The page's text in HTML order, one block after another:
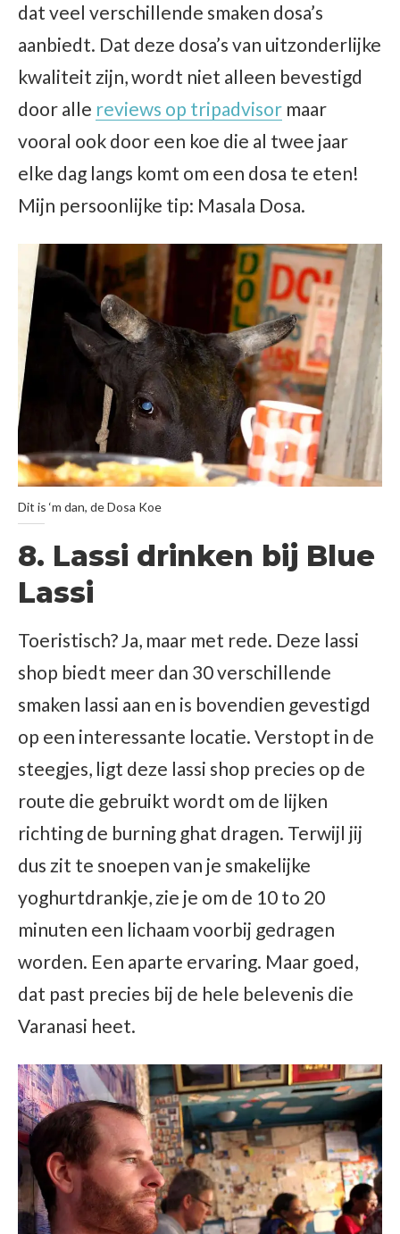
dat veel verschillende smaken dosa’s
aanbiedt. Dat deze dosa’s van uitzonderlijke
kwaliteit zijn, wordt niet alleen bevestigd
door alle reviews op tripadvisor maar
vooral ook door een koe die al twee jaar
elke dag langs komt om een dosa te eten!
Mijn persoonlijke tip: Masala Dosa.
Dit is ‘m dan, de Dosa Koe
8. Lassi drinken bij Blue
Lassi
Toeristisch? Ja, maar met rede. Deze lassi
shop biedt meer dan 30 verschillende
smaken lassi aan en is bovendien gevestigd
op een interessante locatie. Verstopt in de
steegjes, ligt deze lassi shop precies op de
route die gebruikt wordt om de lijken
richting de burning ghat dragen. Terwijl jij
dus zit te snoepen van je smakelijke
yoghurtdrankje, zie je om de 10 to 20
minuten een lichaam voorbij gedragen
worden. Een aparte ervaring. Maar goed,
dat past precies bij de hele belevenis die
Varanasi heet.